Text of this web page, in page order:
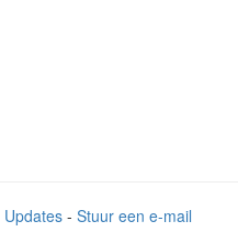
Updates- Stuur een e-mail